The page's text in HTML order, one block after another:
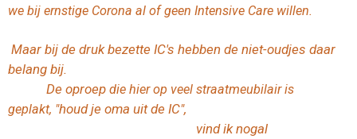
we bij ernstige Corona al of geen Intensive Care willen.
Maar bij de druk bezette IC's hebben de niet-oudjes daar
belang bij.
De oproep die hier op veel straatmeubilair is
geplakt, "houd je oma uit de IC",
vind ik nogal